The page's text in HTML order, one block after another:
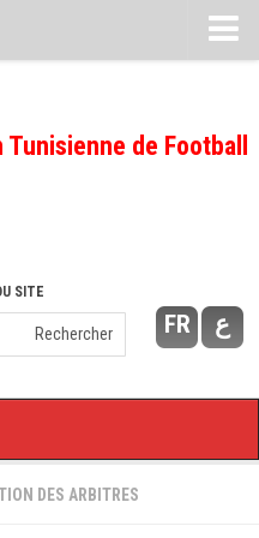
de Football
FR ع
SITE
DES ARBITRES